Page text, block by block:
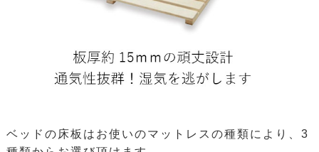
ベッドの床板はお使いのマットレスの種類により、3